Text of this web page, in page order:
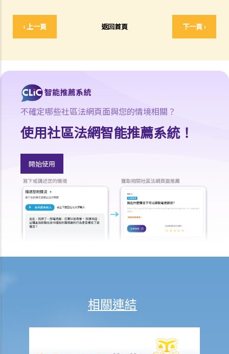
‹ 上一頁 返回首頁 下一頁 ›
9. 核對表評檢及案件管理問卷
10. 案件管理會議
涉及非致命意外的申索
若我因人身傷害提出申索，可否申請法律援助？
法律援助
香港律師會大埔火災緊急免費法律諮詢熱線
切勿尋求索償代理協助處理申索
逝者家屬
我的家人在意外中身亡。我可否代表死者展開人身傷亡訴訟？在控告犯
錯的一方之前，我需要依循甚麼程序？
在甚麼情況下，僱主不需要為其僱員的工傷負上賠償責任？
不確定哪些社區法網頁面與您的情境相關？
使用社區法網智能推薦系統！
開始使用
相關連結